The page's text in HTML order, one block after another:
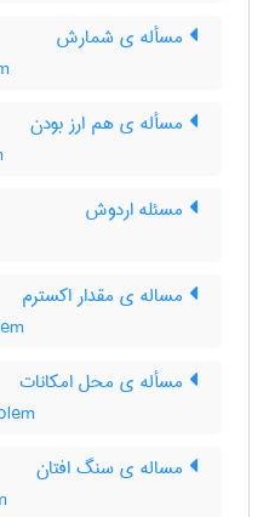
مسأله ی شمارش
مسأله ی هم ارز بودن
مسئله اردوش
مساله ی مقدار اکسترم
مسأله ی محل امکانات
مساله ی سنگ افتان